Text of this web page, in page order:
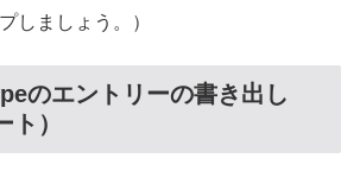
しましょう。）
のエントリーの書き出し
ト）